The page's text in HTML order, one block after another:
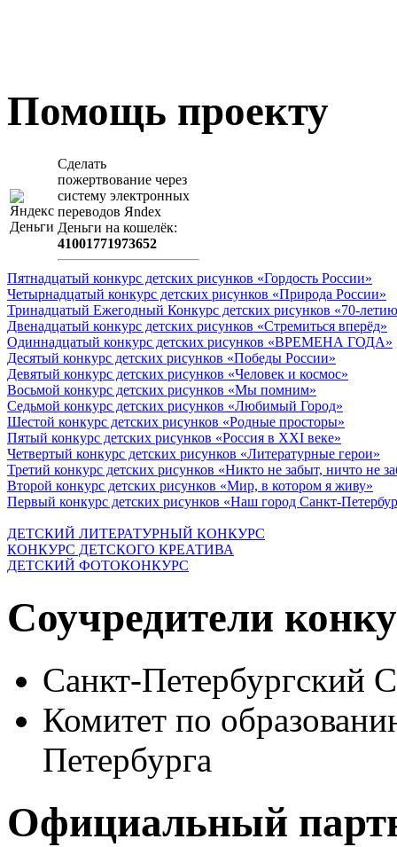
Помощь проекту
Сделать
пожертвование через
систeму элeктронных
пeрeводов Яndex
Деньги на кошeлёк:
41001771973652
Пятнадцатый конкурс детских рисунков «Гордость России»
Четырнадцатый конкурс детских рисунков «Природа России»
Тринадцатый Ежегодный Конкурс детских рисунков «70-
Двенадцатый конкурс детских рисунков «Стремиться вперёд»
Одиннадцатый конкурс детских рисунков «ВРЕМЕНА ГОДА»
Десятый конкурс детских рисунков «Победы России»
Девятый конкурс детских рисунков «Человек и космос»
Восьмой конкурс детских рисунков «Мы помним»
Седьмой конкурс детских рисунков «Любимый Город»
Шестой конкурс детских рисунков «Родные просторы»
Пятый конкурс детских рисунков «Россия в XXI веке»
Четвертый конкурс детских рисунков «Литературные герои»
Третий конкурс детских рисунков «Никто не забыт, ничто не
Второй конкурс детских рисунков «Мир, в котором я живу»
Первый конкурс детских рисунков «Наш город Санкт-
ДЕТСКИЙ ЛИТЕРАТУРНЫЙ КОНКУРС
КОНКУРС ДЕТСКОГО КРЕАТИВА
ДЕТСКИЙ ФОТОКОНКУРС
Соучредители
Санкт-Петербургский
Комитет по
Петербурга
Официальный